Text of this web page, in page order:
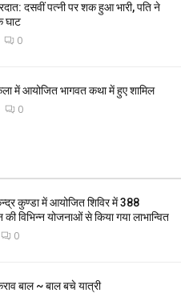
दसवीं पत्नी पर शक हुआ भारी, पति ने
घाट
0
में आयोजित भागवत कथा में हुए शामिल
0
कुण्डा में आयोजित शिविर में 388
की विभिन्न योजनाओं से किया गया लाभान्वित
0
बाल ~ बाल बचे यात्री